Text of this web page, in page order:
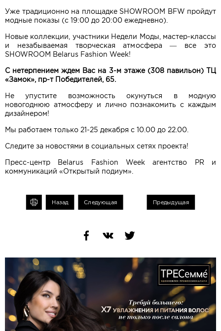
Уже традиционно на площадке SHOWROOM BFW пройдут
модные показы (с 19:00 до 20:00 ежедневно).
Новые коллекции, участники Недели Моды, мастер-классы
и незабываемая творческая атмосфера — все это
SHOWROOM Belarus Fashion Week!
С нетерпением ждем Вас на 3-м этаже (308 павильон) ТЦ
«Замок», пр-т Победителей, 65.
Не упустите возможность окунуться в модную
новогоднюю атмосферу и лично познакомить с каждым
дизайнером!
Мы работаем только 21-25 декабря с 10.00 до 22.00.
Следите за новостями в социальных сетях проекта!
Пресс-центр Belarus Fashion Week агентство PR и
коммуникаций «Открытый подиум».
Назад Следующая Предыдущая